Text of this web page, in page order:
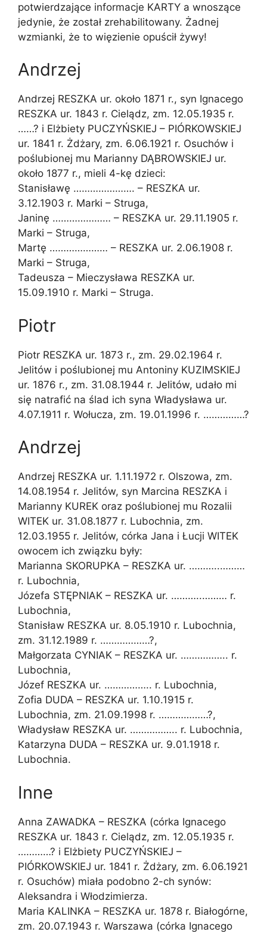
potwierdzające informacje KARTY a wnoszące
jedynie, że został zrehabilitowany. Żadnej
wzmianki, że to więzienie opuścił żywy!
Andrzej
Andrzej RESZKA ur. około 1871 r., syn Ignacego
RESZKA ur. 1843 r. Cielądz, zm. 12.05.1935 r.
……? i Elżbiety PUCZYŃSKIEJ – PIÓRKOWSKIEJ
ur. 1841 r. Żdżary, zm. 6.06.1921 r. Osuchów i
poślubionej mu Marianny DĄBROWSKIEJ ur.
około 1877 r., mieli 4-kę dzieci:
Stanisławę …………………. – RESZKA ur.
3.12.1903 r. Marki – Struga,
Janinę ………………… – RESZKA ur. 29.11.1905 r.
Marki – Struga,
Martę ………………… – RESZKA ur. 2.06.1908 r.
Marki – Struga,
Tadeusza – Mieczysława RESZKA ur.
15.09.1910 r. Marki – Struga.
Piotr
Piotr RESZKA ur. 1873 r., zm. 29.02.1964 r.
Jelitów i poślubionej mu Antoniny KUZIMSKIEJ
ur. 1876 r., zm. 31.08.1944 r. Jelitów, udało mi
się natrafić na ślad ich syna Władysława ur.
4.07.1911 r. Wołucza, zm. 19.01.1996 r. ……………?
Andrzej
Andrzej RESZKA ur. 1.11.1972 r. Olszowa, zm.
14.08.1954 r. Jelitów, syn Marcina RESZKA i
Marianny KUREK oraz poślubionej mu Rozalii
WITEK ur. 31.08.1877 r. Lubochnia, zm.
12.03.1955 r. Jelitów, córka Jana i Łucji WITEK
owocem ich związku były:
Marianna SKORUPKA – RESZKA ur. ………..………
r. Lubochnia,
Józefa STĘPNIAK – RESZKA ur. ………..……… r.
Lubochnia,
Stanisław RESZKA ur. 8.05.1910 r. Lubochnia,
zm. 31.12.1989 r. ………………?,
Małgorzata CYNIAK – RESZKA ur. …………….. r.
Lubochnia,
Józef RESZKA ur. …………….. r. Lubochnia,
Zofia DUDA – RESZKA ur. 1.10.1915 r.
Lubochnia, zm. 21.09.1998 r. ………………?,
Władysław RESZKA ur. …………….. r. Lubochnia,
Katarzyna DUDA – RESZKA ur. 9.01.1918 r.
Lubochnia.
Inne
Anna ZAWADKA – RESZKA (córka Ignacego
RESZKA ur. 1843 r. Cielądz, zm. 12.05.1935 r.
…………? i Elżbiety PUCZYŃSKIEJ –
PIÓRKOWSKIEJ ur. 1841 r. Żdżary, zm. 6.06.1921
r. Osuchów) miała podobno 2-ch synów:
Aleksandra i Włodzimierza.
Maria KALINKA – RESZKA ur. 1878 r. Białogórne,
zm. 20.07.1943 r. Warszawa (córka Ignacego